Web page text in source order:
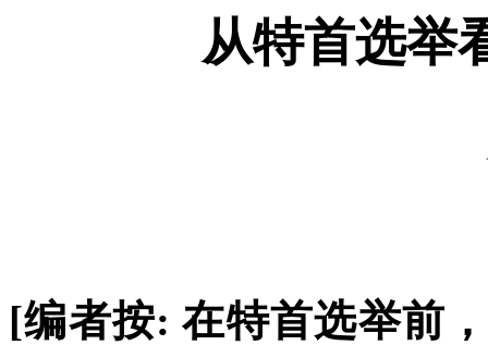
从特首选举
[编者按:在特首选举前